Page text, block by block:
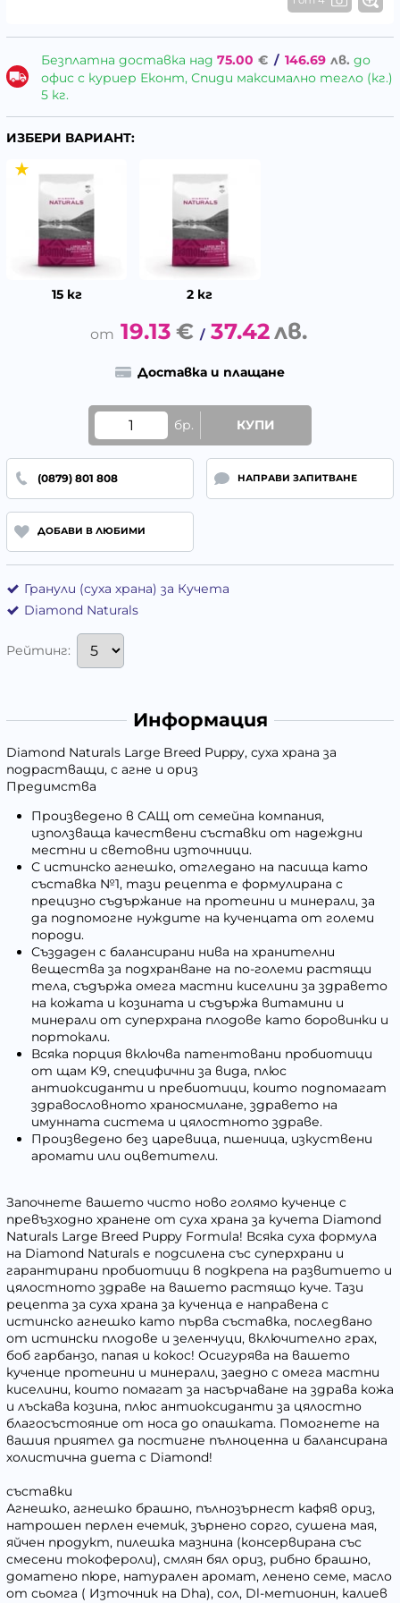
Безплатна доставка над 75.00 € / 146.69 лв. до
офис с куриер Еконт, Спиди максимално тегло (кг.)
5 кг.
ИЗБЕРИ ВАРИАНТ:
15 кг 2 кг
19.13 € / 37.42лв.
Доставка и плащане
бр. КУПИ
(0879) 801 808 НАПРАВИ ЗАПИТВАНЕ
ДОБАВИ В ЛЮБИМИ
Гранули (суха храна) за Кучета
Diamond Naturals
Рейтинг:
Информация
Diamond Naturals Large Breed Puppy, суха храна за
подрастващи, с агне и ориз
Предимства
Произведено в САЩ от семейна компания,
използваща качествени съставки от надеждни
местни и световни източници.
С истинско агнешко, отгледано на пасища като
съставка №1, тази рецепта е формулирана с
прецизно съдържание на протеини и минерали, за
да подпомогне нуждите на кученцата от големи
породи.
Създаден с балансирани нива на хранителни
вещества за подхранване на по-големи растящи
тела, съдържа омега мастни киселини за здравето
на кожата и козината и съдържа витамини и
минерали от суперхрана плодове като боровинки и
портокали.
Всяка порция включва патентовани пробиотици
от щам K9, специфични за вида, плюс
антиоксиданти и пребиотици, които подпомагат
здравословното храносмилане, здравето на
имунната система и цялостното здраве.
Произведено без царевица, пшеница, изкуствени
аромати или оцветители.
Започнете вашето чисто ново голямо кученце с
превъзходно хранене от суха храна за кучета Diamond
Naturals Large Breed Puppy Formula! Всяка суха формула
на Diamond Naturals е подсилена със суперхрани и
гарантирани пробиотици в подкрепа на развитието и
цялостното здраве на вашето растящо куче. Тази
рецепта за суха храна за кученца е направена с
истинско агнешко като първа съставка, последвано
от истински плодове и зеленчуци, включително грах,
боб гарбанзо, папая и кокос! Осигурява на вашето
кученце протеини и минерали, заедно с омега мастни
киселини, които помагат за насърчаване на здрава кожа
и лъскава козина, плюс антиоксиданти за цялостно
благосъстояние от носа до опашката. Помогнете на
вашия приятел да постигне пълноценна и балансирана
холистична диета с Diamond!
съставки
Агнешко, агнешко брашно, пълнозърнест кафяв ориз,
натрошен перлен ечемик, зърнено сорго, сушена мая,
яйчен продукт, пилешка мазнина (консервирана със
смесени токофероли), смлян бял ориз, рибно брашно,
доматено пюре, натурален аромат, ленено семе, масло
от сьомга ( Източник на Dha), сол, Dl-метионин, калиев